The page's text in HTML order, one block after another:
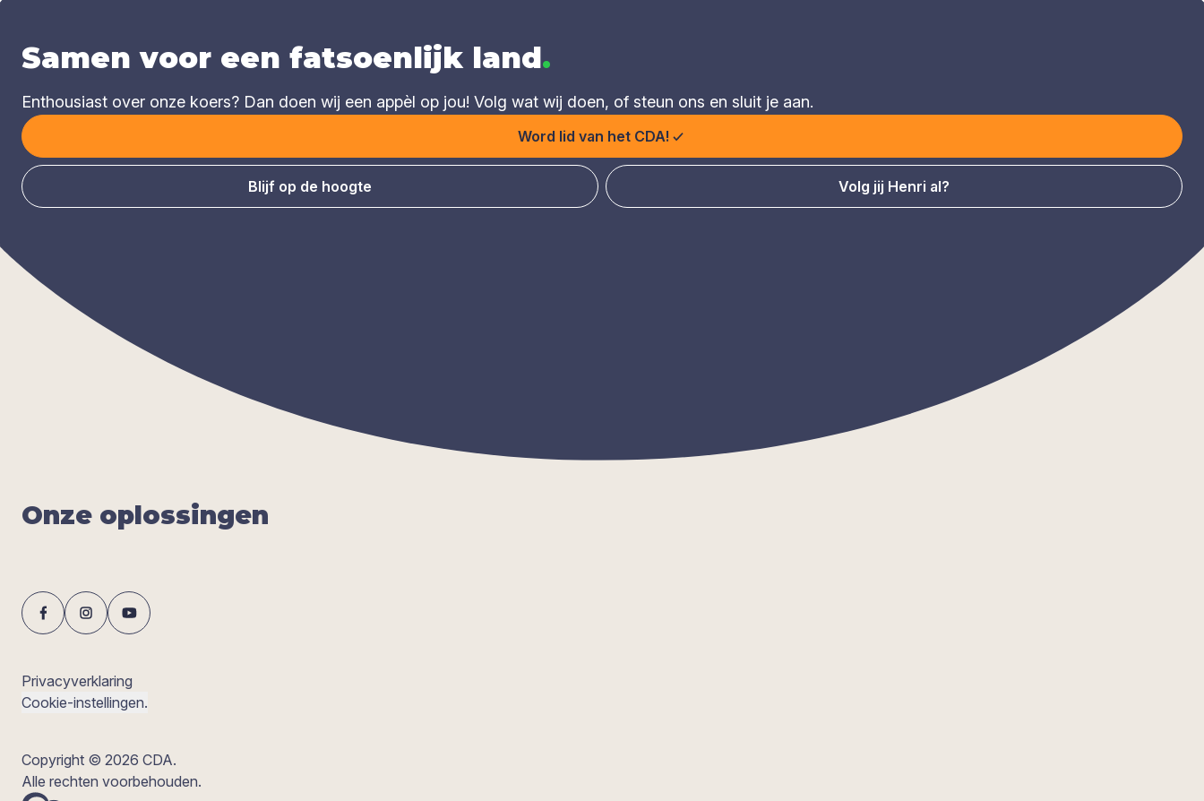
Samen voor een fatsoenlijk land.
Enthousiast over onze koers? Dan doen wij een appèl op jou! Volg wat wij doen, of steun ons en sluit je aan.
Word lid van het CDA!
Blijf op de hoogte Volg jij Henri al?
Onze oplos­sin­gen
Privacyverklaring
Cookie-instellingen.
Copyright © 2026 CDA.
Alle rechten voorbehouden.